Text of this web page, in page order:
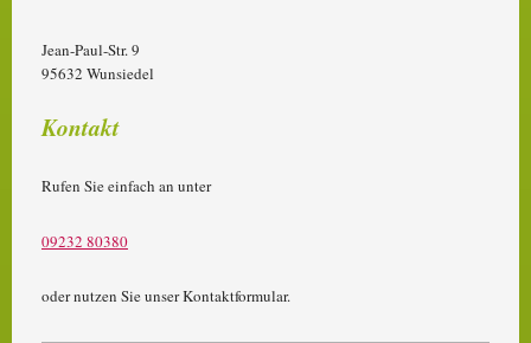
Jean-Paul-Str. 9
95632 Wunsiedel
Kontakt
Rufen Sie einfach an unter
09232 80380
oder nutzen Sie unser Kontaktformular.